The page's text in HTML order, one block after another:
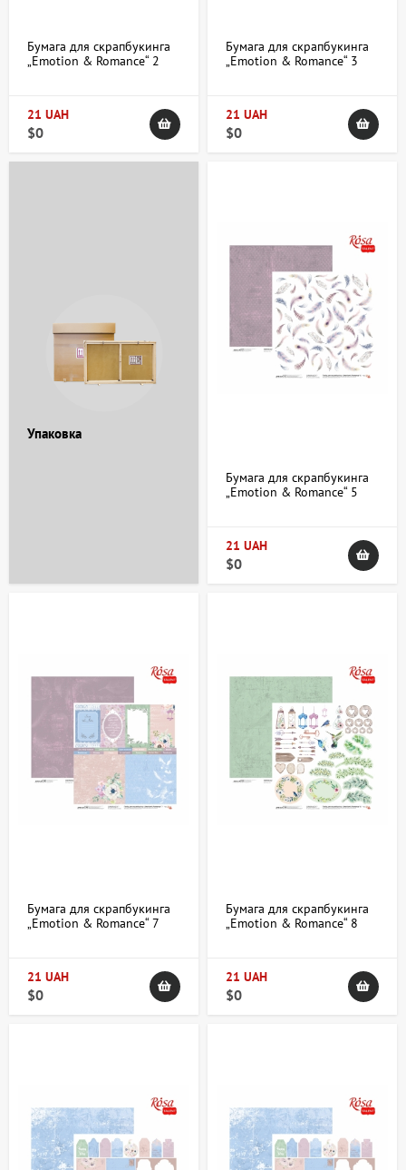
Бумага для скрапбукинга
„Emotion & Romance“ 2
21 UAH
$0
Бумага для скрапбукинга
„Emotion & Romance“ 3
21 UAH
$0
Упаковка
Бумага для скрапбукинга
„Emotion & Romance“ 5
21 UAH
$0
Бумага для скрапбукинга
„Emotion & Romance“ 7
21 UAH
$0
Бумага для скрапбукинга
„Emotion & Romance“ 8
21 UAH
$0